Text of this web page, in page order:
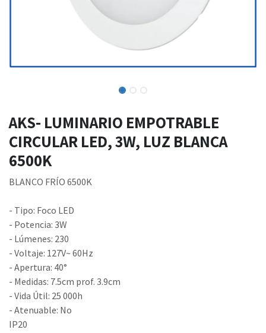
AKS- LUMINARIO EMPOTRABLE
CIRCULAR LED, 3W, LUZ BLANCA
6500K
BLANCO FRÍO 6500K
- Tipo: Foco LED
- Potencia: 3W
- Lúmenes: 230
- Voltaje: 127V~ 60Hz
- Apertura: 40°
- Medidas: 7.5cm prof. 3.9cm
- Vida Útil: 25 000h
- Atenuable: No
IP20